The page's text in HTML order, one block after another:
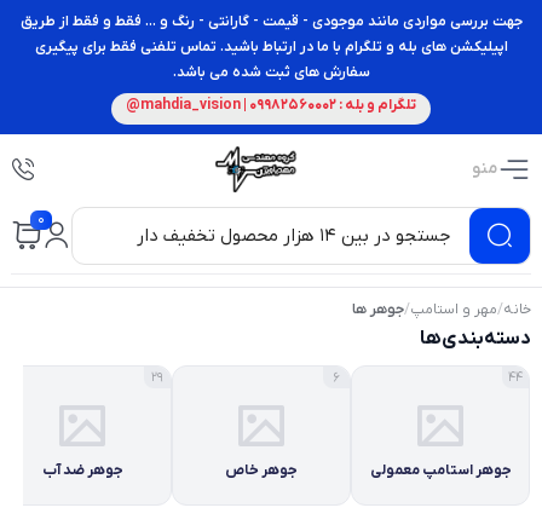
جهت بررسی مواردی مانند موجودی - قیمت - گارانتی - رنگ و ... فقط و فقط از طریق
اپیلیکشن های بله و تلگرام با ما در ارتباط باشید. تماس تلفنی فقط برای پیگیری
سفارش های ثبت شده می باشد.
تلگرام و بله : 09982560002 | mahdia_vision@
منو
0
خانه/مهر و استامپ/جوهر ها
دسته‌بندی‌ها
44
جوهر استامپ معمولی
6
جوهر خاص
29
جوهر ضد آب